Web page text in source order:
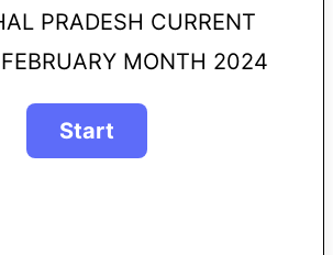
PRADESH CURRENT
MONTH 2024